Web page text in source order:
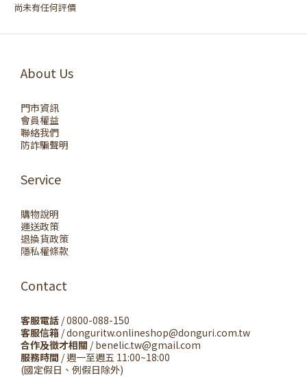
尚未有任何評價
About Us
門市資訊
會員權益
聯絡我們
防詐騙聲明
Service
購物說明
運送政策
退換貨政策
隱私權條款
Contact
客服電話 / 0800-088-150
客服信箱 / donguritw.onlineshop@donguri.com.tw
合作及徵才相關 / benelic.tw@gmail.com
服務時間 / 週一至週五 11:00~18:00
(國定假日、例假日除外)